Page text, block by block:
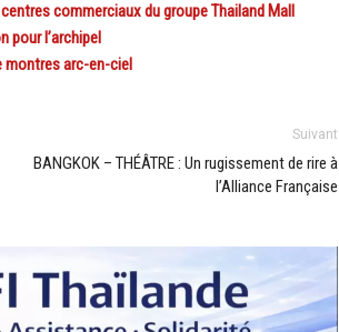
commerciaux du groupe Thailand Mall
pour l’archipel
montres arc-en-ciel
Suivant
BANGKOK – THÉÂTRE : Un rugissement de rire à
l’Alliance Française